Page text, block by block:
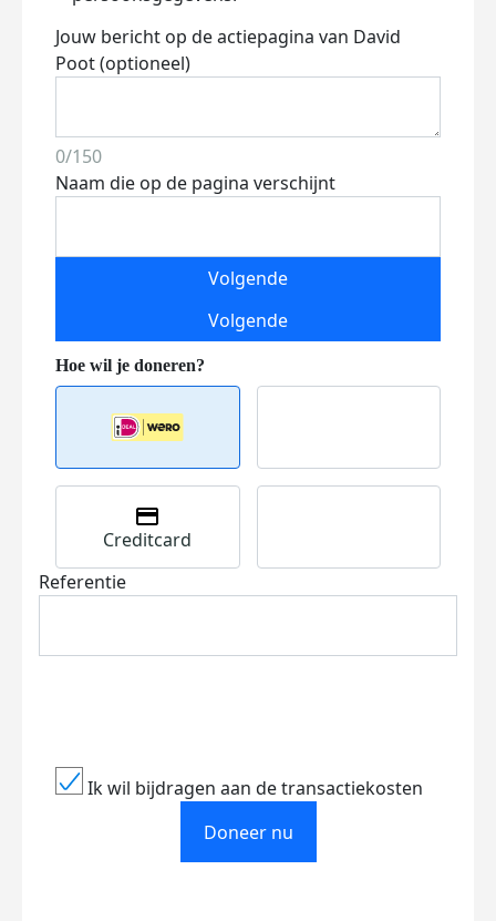
Jouw bericht op de actiepagina van David
Poot (optioneel)
0/150
Naam die op de pagina verschijnt
Volgende
Volgende
Creditcard
Referentie
Ik wil bijdragen aan de transactiekosten
Doneer nu